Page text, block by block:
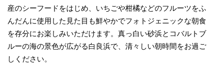
産のシーフードをはじめ、いちごや柑橘などのフルーツをふ
んだんに使用した見た目も鮮やかでフォトジェニックな朝食
を存分にお楽しみいただけます。真っ白い砂浜とコバルトブ
ルーの海の景色が広がる白良浜で、清々しい朝時間をお過ご
しください。